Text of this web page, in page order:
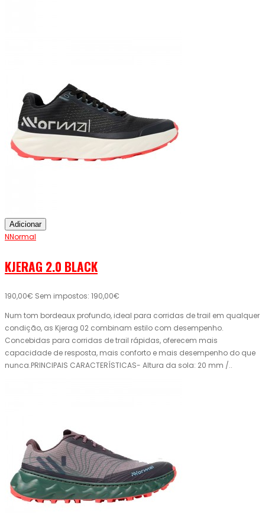
Adicionar
NNormal
KJERAG 2.0 BLACK
190,00€ Sem impostos: 190,00€
Num tom bordeaux profundo, ideal para corridas de trail em qualquer
condição, as Kjerag 02 combinam estilo com desempenho.
Concebidas para corridas de trail rápidas, oferecem mais
capacidade de resposta, mais conforto e mais desempenho do que
nunca.PRINCIPAIS CARACTERÍSTICAS- Altura da sola: 20 mm /..